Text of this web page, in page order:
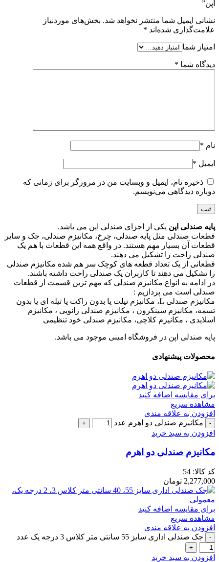
اپن”
نشانی ایمیل شما منتشر نخواهد شد. بخش‌های موردنیاز
علامت‌گذاری شده‌اند *
امتیاز شما
دیدگاه شما *
نام *
ایمیل *
ذخیره نام، ایمیل و وبسایت من در مرورگر برای زمانی که
دوباره دیدگاهی می‌نویسم.
پایه صندلی اپن یکی از اجزای صندلی اپن می باشد.
قطعات صندلی مثل پایه صندلی، چرخ، مکانیزم صندلی، جک و سایر
قطعات آن بسیار مهم هستند. در واقع همه این قطعات با هم یک
صندلی راحت را تشکیل می دهند.
قطعاتی از یک تعداد قطعه های کوچک سر هم شده مکانیزم صندلی
را تشکیل می دهند تا کاربران یک صندلی راحت داشته باشند.
در ادامه به انواع مکانیزم صندلی که مهم ترین قسمت از قطعات
صندلی است می پردازیم :
مکانیزم صندلی L، مکانیزم تیلت یا بدون راکت یا تیله ای یا بدون
تسمه، مکانیزم سینکرون ، مکانیزم صندلی زانویی ، مکانیزم
اسلایدی ، مکانیزم کلاچی، مکانیزم صندلی خود تنظیمی
پایه صندلی اپن در فروشگاه امینی موجود می باشد.
محصولات پیشنهادی
برای مقایسه اضافه کنید
مشاهده سریع
افزودن به علاقه مندی
مکانیزم صندلی دو اهرم عدد
افزودن به سبد خرید
مکانیزم صندلی دو اهرم
کد کالا: 54
2,277,000 تومان
برای مقایسه اضافه کنید
مشاهده سریع
افزودن به علاقه مندی
جک صندلی اداری سایز 55 سانتی متر کلاس 3 درجه یک عدد
افزودن به سبد خرید